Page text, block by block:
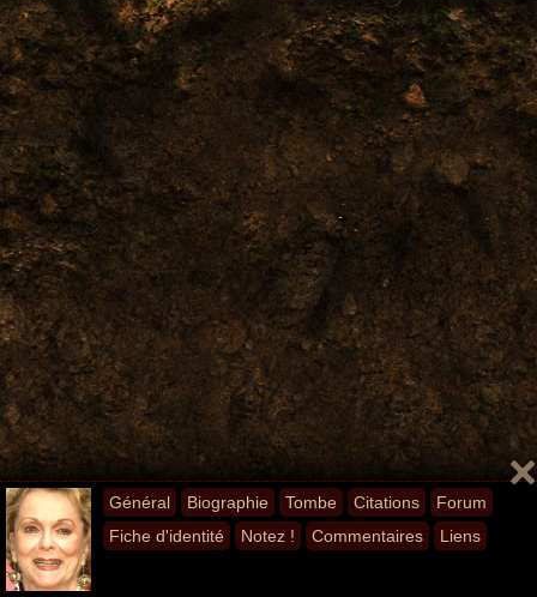
Général Biographie Tombe Citations
Forum
Fiche d'identité
Notez ! Commentaires Liens